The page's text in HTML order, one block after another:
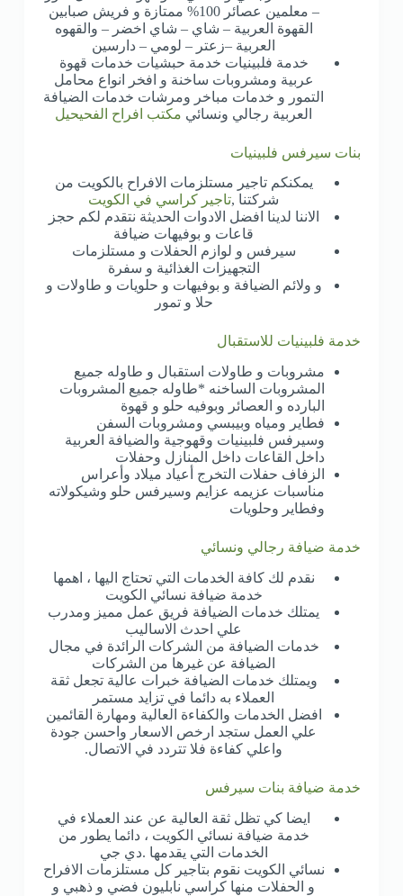
– معلمين عصائر 100% ممتازة و فريش صبابين
القهوة العربية – شاي – شاي اخضر – والقهوه
العربية –زعتر – لومي – دارسين
خدمة فلبينيات خدمة حبشيات خدمات قهوة
عربية ومشروبات ساخنة و افخر انواع محامل
التمور و خدمات مباخر ومرشات خدمات الضيافة
العربية رجالي ونسائي مكتب افراح الفحيحيل
بنات سيرفس فلبينيات
يمكنكم تاجير مستلزمات الافراح بالكويت من
شركتنا ,تاجير كراسي في الكويت
الاننا لدينا افضل الادوات الحديثة نتقدم لكم حجز
قاعات و بوفيهات ضيافة
سيرفس و لوازم الحفلات و مستلزمات
التجهيزات الغذائية و سفرة
و ولائم الضيافة و بوفيهات و حلويات و طاولات و
حلا و تمور
خدمة فلبينيات للاستقبال
مشروبات و طاولات استقبال و طاوله جميع
المشروبات الساخنه *طاوله جميع المشروبات
البارده و العصائر وبوفيه حلو و قهوة
فطاير ومياه وبيبسي ومشروبات السفن
وسيرفس فلبينيات وقهوجية والضيافة العربية
داخل القاعات داخل المنازل وحفلات
الزفاف حفلات التخرج أعياد ميلاد وأعراس
مناسبات عزيمه عزايم وسيرفس حلو وشيكولاته
وفطاير وحلويات
خدمة ضيافة رجالي ونسائي
نقدم لك كافة الخدمات التي تحتاج اليها ، اهمها
خدمة ضيافة نسائي الكويت
يمتلك خدمات الضيافة فريق عمل مميز ومدرب
علي احدث الاساليب
خدمات الضيافة من الشركات الرائدة في مجال
الضيافة عن غيرها من الشركات
ويمتلك خدمات الضيافة خبرات عالية تجعل ثقة
العملاء به دائما في تزايد مستمر
افضل الخدمات والكفاءة العالية ومهارة القائمين
علي العمل ستجد ارخص الاسعار واحسن جودة
واعلي كفاءة فلا تتردد في الاتصال.
خدمة ضيافة بنات سيرفس
ايضا كي تظل ثقة العالية عن عند العملاء في
خدمة ضيافة نسائي الكويت ، دائما يطور من
الخدمات التي يقدمها .دي جي
نسائي الكويت نقوم بتاجير كل مستلزمات الافراح
و الحفلات منها كراسي نابليون فضي و ذهبي و